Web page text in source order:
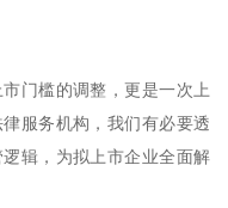
门槛的调整，更是一次上
服务机构，我们有必要透
辑，为拟上市企业全面解